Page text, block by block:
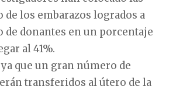
de los embarazos logrados a
de donantes en un porcentaje
al 41%.
que un gran número de
transferidos al útero de la